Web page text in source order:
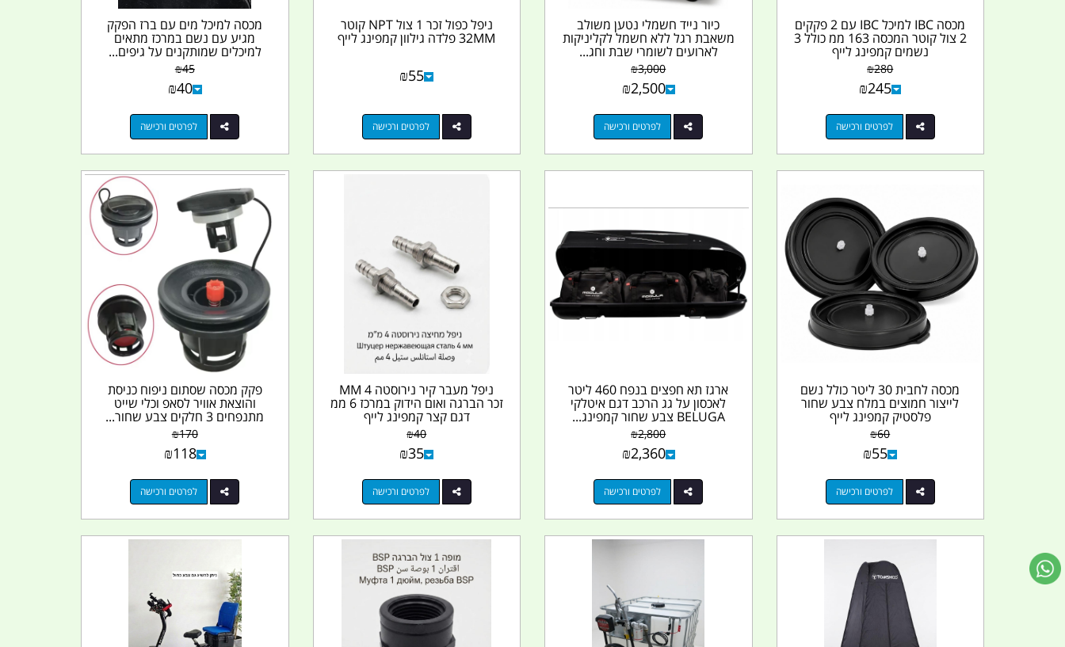
מכסה IBC למיכל IBC עם 2 פקקים
2 צול קוטר המכסה 163 ממ כולל 3
נשמים קמפינג לייף
₪280
₪245
לפרטים ורכישה
כיור נייד חשמלי נטען משולב
משאבת רגל ללא חשמל לקליניקות
לארועים לשומרי שבת וחג...
₪3,000
₪2,500
לפרטים ורכישה
ניפל כפול זכר 1 צול NPT קוטר
32MM פלדה גילוון קמפינג לייף
₪55
לפרטים ורכישה
מכסה למיכל מים עם ברז הפקק
מגיע עם נשם במרכז מתאים
למיכלים שמותקנים על גיפים...
₪45
₪40
לפרטים ורכישה
מכסה לחבית 30 ליטר כולל נשם
לייצור חמוצים במלח צבע שחור
פלסטיק קמפינג לייף
₪60
₪55
לפרטים ורכישה
ארגז תא חפצים בנפח 460 ליטר
לאכסון על גג הרכב דגם איטלקי
BELUGA צבע שחור קמפינג...
₪2,800
₪2,360
לפרטים ורכישה
ניפל מעבר קיר נירוסטה 4 MM
זכר הברגה ואום הידוק במרכז 6 ממ
דגם קצר קמפינג לייף
₪40
₪35
לפרטים ורכישה
פקק מכסה שסתום ניפוח כניסת
והוצאת אוויר לסאפ וכלי שייט
מתנפחים 3 חלקים צבע שחור...
₪170
₪118
לפרטים ורכישה